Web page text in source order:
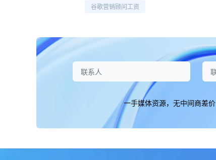
谷歌营销顾问工资
一手媒体资源，无中间商差价